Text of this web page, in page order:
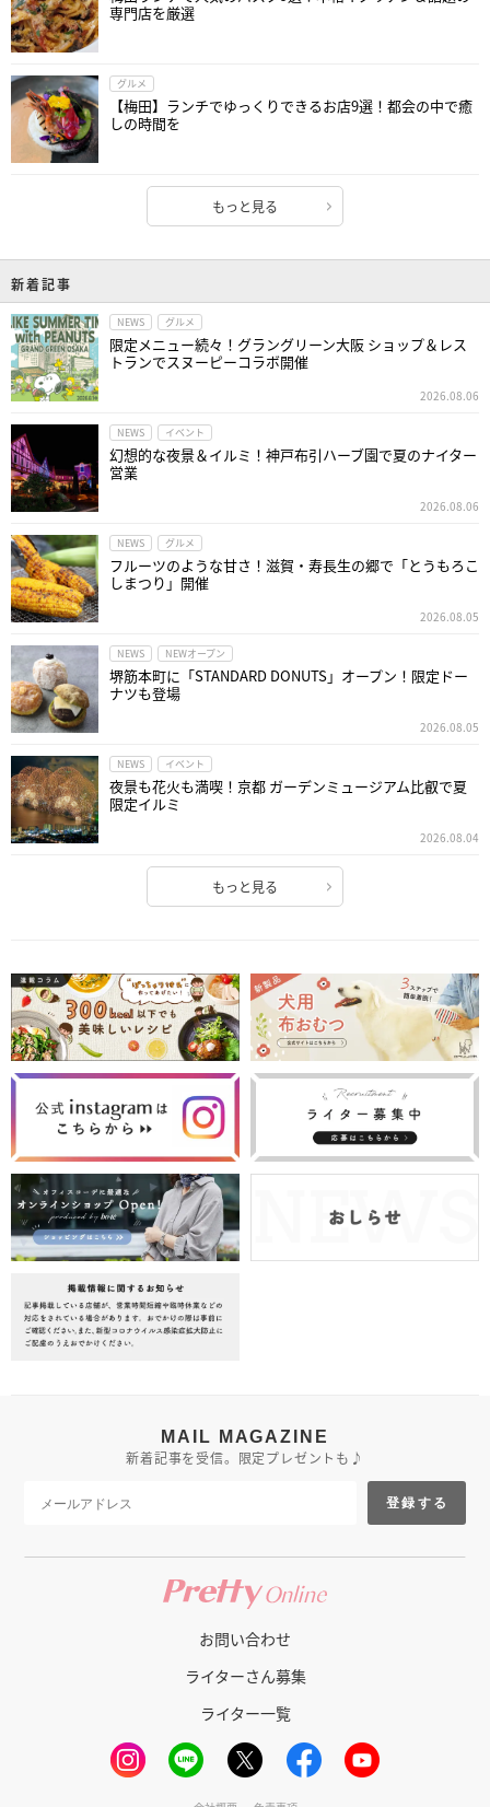
専門店を厳選
グルメ
【梅田】ランチでゆっくりできるお店9選！都会の中で癒
しの時間を
もっと見る
新着記事
NEWS グルメ
限定メニュー続々！グラングリーン大阪 ショップ＆レス
トランでスヌーピーコラボ開催
2026.08.06
NEWS イベント
幻想的な夜景＆イルミ！神戸布引ハーブ園で夏のナイター
営業
2026.08.06
NEWS グルメ
フルーツのような甘さ！滋賀・寿長生の郷で「とうもろこ
しまつり」開催
2026.08.05
NEWS NEWオープン
堺筋本町に「STANDARD DONUTS」オープン！限定ドー
ナツも登場
2026.08.05
NEWS イベント
夜景も花火も満喫！京都 ガーデンミュージアム比叡で夏
限定イルミ
2026.08.04
もっと見る
MAIL MAGAZINE
新着記事を受信。限定プレゼントも♪
登録する
お問い合わせ
ライターさん募集
ライター一覧